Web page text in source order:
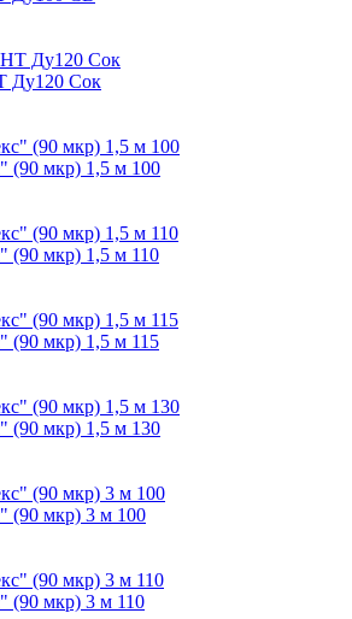
Ду120 Сок
(90 мкр) 1,5 м 100
(90 мкр) 1,5 м 110
(90 мкр) 1,5 м 115
(90 мкр) 1,5 м 130
(90 мкр) 3 м 100
(90 мкр) 3 м 110